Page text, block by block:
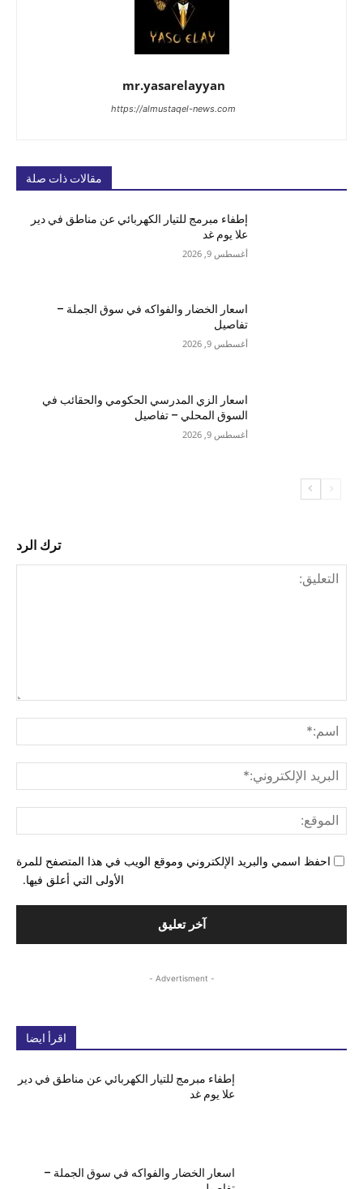
mr.yasarelayyan
https://almustaqel-news.com
مقالات ذات صلة
إطفاء مبرمج للتيار الكهربائي عن مناطق في دير
علا يوم غد
أغسطس 9, 2026
اسعار الخضار والفواكه في سوق الجملة –
تفاصيل
أغسطس 9, 2026
اسعار الزي المدرسي الحكومي والحقائب في
السوق المحلي – تفاصيل
أغسطس 9, 2026
ترك الرد
احفظ اسمي والبريد الإلكتروني وموقع الويب في هذا المتصفح للمرة
الأولى التي أعلق فيها.
- Advertisment -
اقرأ ايضا
إطفاء مبرمج للتيار الكهربائي عن مناطق في دير
علا يوم غد
اسعار الخضار والفواكه في سوق الجملة –